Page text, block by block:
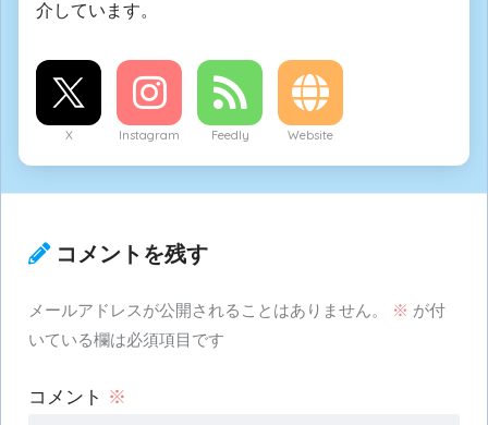
介しています。
X Instagram Feedly Website
コメントを残す
メールアドレスが公開されることはありません。 ※ が付
いている欄は必須項目です
コメント ※